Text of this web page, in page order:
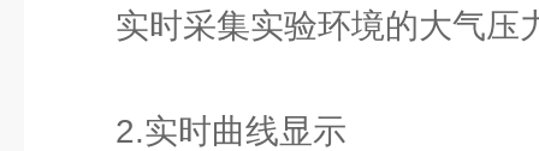
实时采集实验环境的大气压
2.实时曲线显示